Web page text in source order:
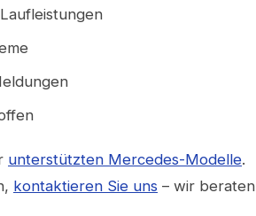
unterstützten Mercedes-Modelle.
kontaktieren Sie uns – wir beraten